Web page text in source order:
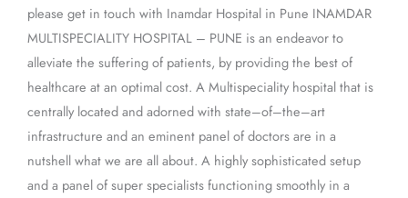
please get in touch with Inamdar Hospital in Pune INAMDAR
MULTISPECIALITY HOSPITAL – PUNE is an endeavor to
alleviate the suffering of patients, by providing the best of
healthcare at an optimal cost. A Multispeciality hospital that is
centrally located and adorned with state–of–the–art
infrastructure and an eminent panel of doctors are in a
nutshell what we are all about. A highly sophisticated setup
and a panel of super specialists functioning smoothly in a